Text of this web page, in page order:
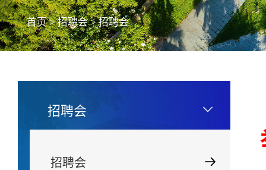
首页>招聘会>招聘会
招聘会
招聘会